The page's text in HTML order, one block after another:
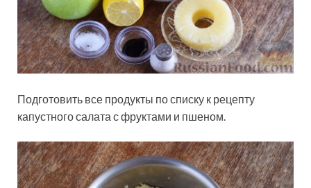
Подготовить все продукты по списку к рецепту
капустного салата с фруктами и пшеном.